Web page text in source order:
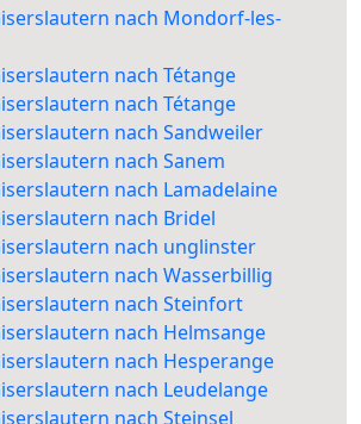
nach Mondorf-les-
nach Tétange
nach Tétange
nach Sandweiler
nach Sanem
nach Lamadelaine
nach Bridel
nach unglinster
nach Wasserbillig
nach Steinfort
nach Helmsange
nach Hesperange
nach Leudelange
nach Steinsel